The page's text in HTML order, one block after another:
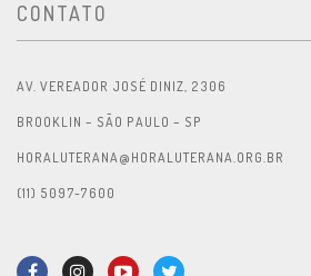
CONTATO
AV. VEREADOR JOSÉ DINIZ, 2306
BROOKLIN – SÃO PAULO – SP
HORALUTERANA@HORALUTERANA.ORG.BR
(11) 5097-7600